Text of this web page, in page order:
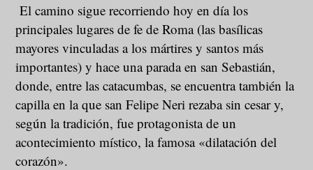
El camino sigue recorriendo hoy en día los
principales lugares de fe de Roma (las basílicas
mayores vinculadas a los mártires y santos más
importantes) y hace una parada en san Sebastián,
donde, entre las catacumbas, se encuentra también la
capilla en la que san Felipe Neri rezaba sin cesar y,
según la tradición, fue protagonista de un
acontecimiento místico, la famosa «dilatación del
corazón».